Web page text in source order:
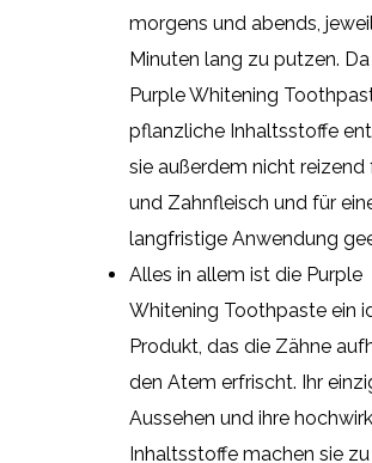
morgens und abends,
Minuten lang zu putzen.
Purple Whitening
pflanzliche Inhaltsstoffe
sie außerdem nicht reizend
und Zahnfleisch und für
langfristige Anwendung
Alles in allem ist die Purple
Whitening Toothpaste ein
Produkt, das die Zähne
den Atem erfrischt. Ihr
Aussehen und ihre
Inhaltsstoffe machen sie